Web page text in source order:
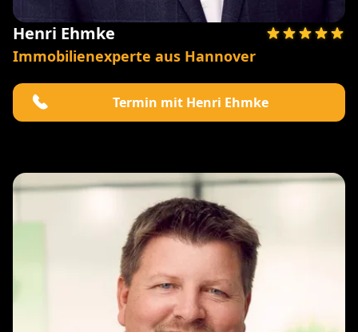
Henri Ehmke
Immobilienexperte aus Hannover
Termin mit Henri Ehmke